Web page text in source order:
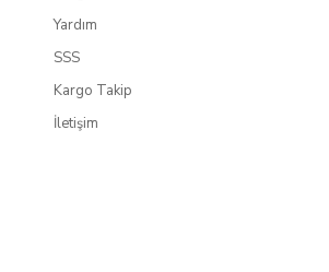
Yardım
SSS
Kargo Takip
İletişim